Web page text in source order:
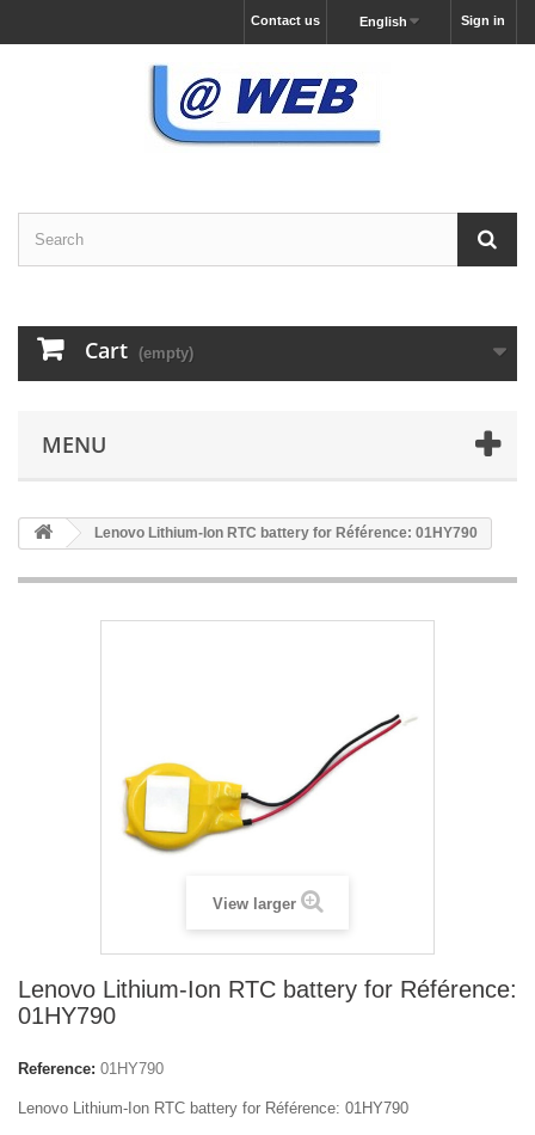
Sign in
English
Contact us
Cart (empty)
MENU
Lenovo Lithium-Ion RTC battery for Référence: 01HY790
View larger
Lenovo Lithium-Ion RTC battery for Référence:
01HY790
Reference: 01HY790
Lenovo Lithium-Ion RTC battery for Référence: 01HY790